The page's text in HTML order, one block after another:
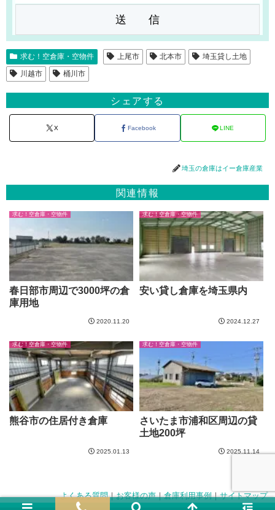
求む！空倉庫・空物件 上尾市 北本市
埼玉貸し土地
川越市
桶川市
シェアする
X Facebook LINE
埼玉の倉庫はイー倉庫産業
関連情報
求む！空倉庫・空物件
春日部市周辺で3000坪の倉
庫用地
2020.11.20
求む！空倉庫・空物件
安い貸し倉庫を埼玉県内
2024.12.27
求む！空倉庫・空物件
熊谷市の住居付き倉庫
2025.01.13
求む！空倉庫・空物件
さいたま市浦和区周辺の貸
土地200坪
2025.11.14
よくある質問｜お客様の声｜倉庫利用事例｜サイトマップ